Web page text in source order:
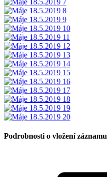
Podrobnosti o vložení záznamu